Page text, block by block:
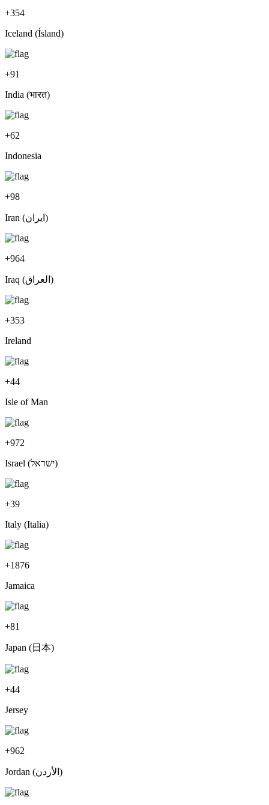
+354
Iceland (Ísland)
+91
India (भारत)
+62
Indonesia
+98
Iran (‫ایران‬‎)
+964
Iraq (‫العراق‬‎)
+353
Ireland
+44
Isle of Man
+972
Israel (‫ישראל‬‎)
+39
Italy (Italia)
+1876
Jamaica
+81
Japan (日本)
+44
Jersey
+962
Jordan (‫الأردن‬‎)